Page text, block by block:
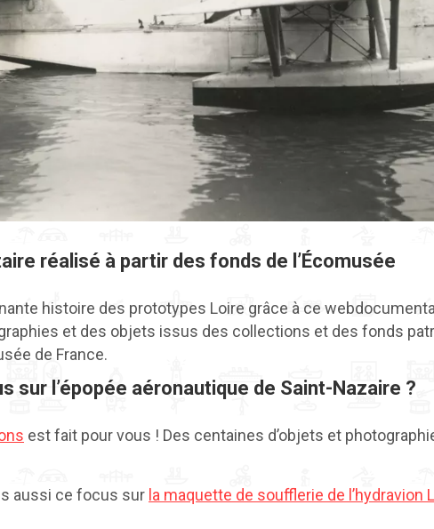
réalisé à partir des fonds de l’Écomusée
histoire des prototypes Loire grâce à ce
et des objets issus des collections et des fonds
de France.
sur l’épopée aéronautique de Saint-Nazaire ?
est fait pour vous ! Des centaines d’objets et
aussi ce focus sur la maquette de soufflerie de l’hydravion